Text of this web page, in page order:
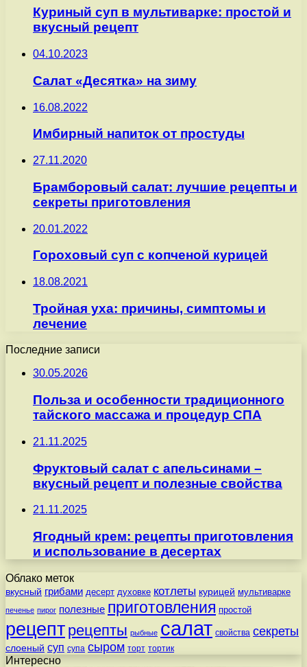
Куриный суп в мультиварке: простой и
вкусный рецепт
04.10.2023
Салат «Десятка» на зиму
16.08.2022
Имбирный напиток от простуды
27.11.2020
Брамборовый салат: лучшие рецепты и
секреты приготовления
20.01.2022
Гороховый суп с копченой курицей
18.08.2021
Тройная уха: причины, симптомы и
лечение
Последние записи
30.05.2026
Польза и особенности традиционного
тайского массажа и процедур СПА
21.11.2025
Фруктовый салат с апельсинами –
вкусный рецепт и полезные свойства
21.11.2025
Ягодный крем: рецепты приготовления
и использование в десертах
Облако меток
вкусный грибами десерт духовке котлеты курицей мультиварке
печенье пирог полезные приготовления простой
рецепт рецепты рыбные салат свойства секреты
слоеный суп супа сыром торт тортик
Интересно